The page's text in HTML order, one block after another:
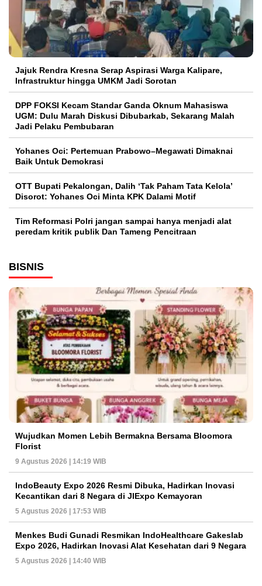
Jajuk Rendra Kresna Serap Aspirasi Warga Kalipare,
Infrastruktur hingga UMKM Jadi Sorotan
DPP FOKSI Kecam Standar Ganda Oknum Mahasiswa
UGM: Dulu Marah Diskusi Dibubarkab, Sekarang Malah
Jadi Pelaku Pembubaran
Yohanes Oci: Pertemuan Prabowo–Megawati Dimaknai
Baik Untuk Demokrasi
OTT Bupati Pekalongan, Dalih ‘Tak Paham Tata Kelola’
Disorot: Yohanes Oci Minta KPK Dalami Motif
Tim Reformasi Polri jangan sampai hanya menjadi alat
peredam kritik publik Dan Tameng Pencitraan
BISNIS
Wujudkan Momen Lebih Bermakna Bersama Bloomora
Florist
9 Agustus 2026 | 14:19 WIB
IndoBeauty Expo 2026 Resmi Dibuka, Hadirkan Inovasi
Kecantikan dari 8 Negara di JIExpo Kemayoran
5 Agustus 2026 | 17:53 WIB
Menkes Budi Gunadi Resmikan IndoHealthcare Gakeslab
Expo 2026, Hadirkan Inovasi Alat Kesehatan dari 9 Negara
5 Agustus 2026 | 14:40 WIB